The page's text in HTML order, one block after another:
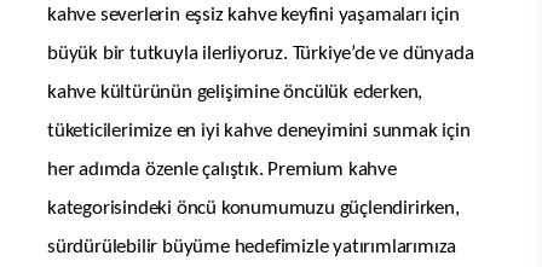
kahve severlerin eşsiz kahve keyfini yaşamaları için
büyük bir tutkuyla ilerliyoruz. Türkiye’de ve dünyada
kahve kültürünün gelişimine öncülük ederken,
tüketicilerimize en iyi kahve deneyimini sunmak için
her adımda özenle çalıştık. Premium kahve
kategorisindeki öncü konumumuzu güçlendirirken,
sürdürülebilir büyüme hedefimizle yatırımlarımıza